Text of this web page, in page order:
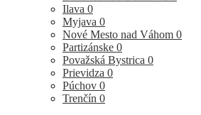
Ilava 0
Myjava 0
Nové Mesto nad Váhom 0
Partizánske 0
Považská Bystrica 0
Prievidza 0
Púchov 0
Trenčín 0